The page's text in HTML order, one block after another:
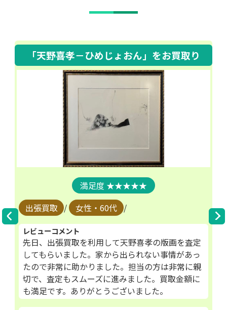
「天野喜孝－髪の長い女」 をお買取り
★★★★★
出張買取 / 男性・30代 /
レビューコメント
天野喜孝の絵を査定してもらいました。子供の頃
の思い出が詰まった作品だったので、少し不安で
したが、担当の方が丁寧に説明してくれて安心し
ました。査定額も満足できるもので、次回もお願
いしたいと思います。ありがとうございます。